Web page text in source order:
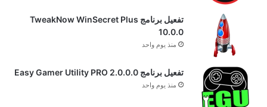
تفعيل برنامج TweakNow WinSecret Plus
10.0.0
منذ يوم واحد
تفعيل برنامج Easy Gamer Utility PRO 2.0.0.0
منذ يوم واحد